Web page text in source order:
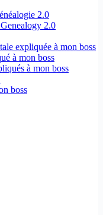
2.0
2.0
expliquée à mon boss
à mon boss
à mon boss
boss